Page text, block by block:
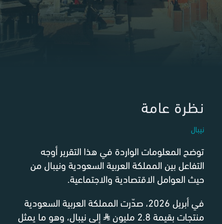
نظرة عامة
نيبال
توضح المعلومات الواردة في هذا التقرير أوجه
التفاعل بين المملكة العربية السعودية ونيبال من
حيث العوامل الاقتصادية والاجتماعية.
في أبريل 2026، صدّرت المملكة العربية السعودية
منتجات بقيمة 2.8 مليون
⃁ إلى نيبال، وهو ما يمثل